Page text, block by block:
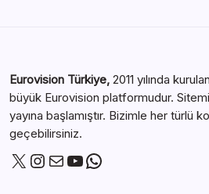
Eurovision Türkiye, 2011 yılında
büyük Eurovision platformudur.
yayına başlamıştır. Bizimle her türlü
geçebilirsiniz.